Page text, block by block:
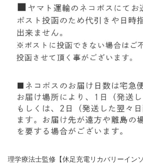
理学療法士監修【休足充電リカバリーインソ